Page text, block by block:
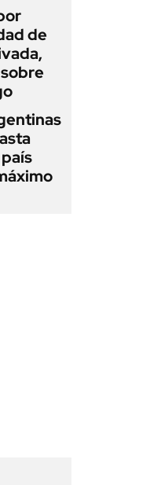
de